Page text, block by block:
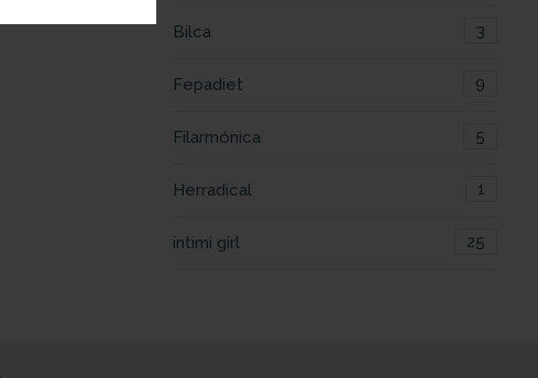
Bilca 3
Fepadiet 9
Filarmónica 5
Herradical 1
intimi girl 25